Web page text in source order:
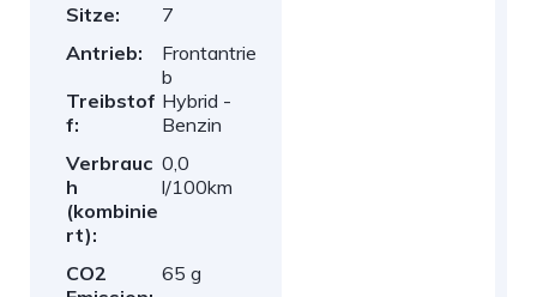
Sitze:
7
Antrieb:
Frontantrie
b
Treibstof
f:
Hybrid -
Benzin
Verbrauc
h
(kombinie
rt):
0,0
l/100km
CO2
65 g